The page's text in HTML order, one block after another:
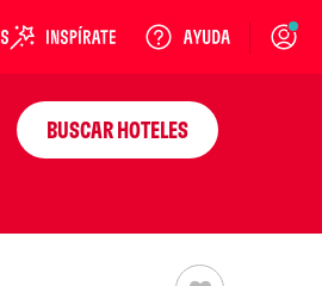
Login
BUSCAR HOTELES